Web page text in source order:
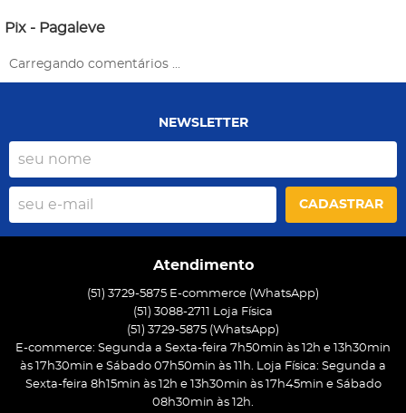
Pix - Pagaleve
Carregando comentários ...
NEWSLETTER
CADASTRAR
Atendimento
(51) 3729-5875 E-commerce (WhatsApp)
(51) 3088-2711 Loja Física
(51) 3729-5875 (WhatsApp)
E-commerce: Segunda a Sexta-feira 7h50min às 12h e 13h30min
às 17h30min e Sábado 07h50min às 11h. Loja Física: Segunda a
Sexta-feira 8h15min às 12h e 13h30min às 17h45min e Sábado
08h30min às 12h.